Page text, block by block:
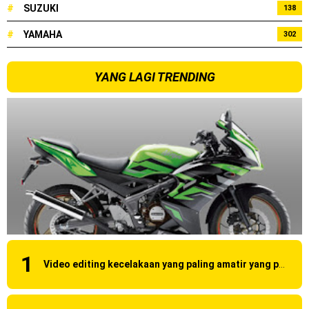
Dukung MotoGP Mandalika 2024, AHM serahkan 10 unit
Yamaha Indonesia resmi luncurkan Nmax 155 Turbo
Sudah pakai winglet Karbon, Yamaha resmi merilis YZF-R1
dan YZF-R1M model 2025 !
Begini penampakan livery Kawasaki Ninja ZX-25RR KRT
Edition 2025
Berkenalan dengan KTM 990 RC R, jagoan baru dari KTM !
Yamaha Rilis New R15M versi 2024, makin sangar !
Penampakan tim Red Bull KTM Factory Racing musim 2024 !
# SUZUKI 138
# YAMAHA 302
YANG LAGI TRENDING